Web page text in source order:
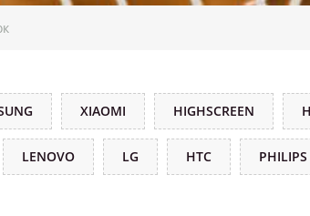
XIAOMI HIGHSCREEN
LENOVO LG HTC PHILIPS